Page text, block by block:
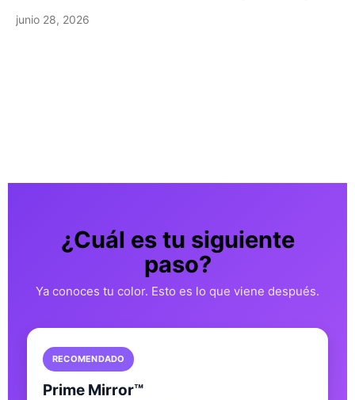
junio 28, 2026
¿Cuál es tu siguiente
paso?
Ya conoces tu color. Esto es lo que viene después.
RECOMENDADO
Prime Mirror™